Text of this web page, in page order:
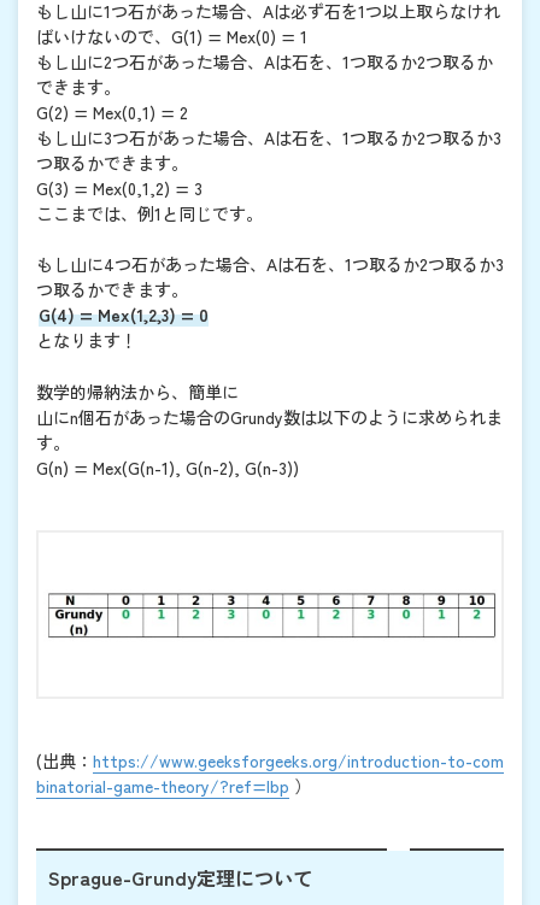
もし山に1つ石があった場合、Aは必ず石を1つ以上取らなけれ
ばいけないので、G(1) = Mex(0) = 1
もし山に2つ石があった場合、Aは石を、1つ取るか2つ取るか
できます。
G(2) = Mex(0,1) = 2
もし山に3つ石があった場合、Aは石を、1つ取るか2つ取るか3
つ取るかできます。
G(3) = Mex(0,1,2) = 3
ここまでは、例1と同じです。
もし山に4つ石があった場合、Aは石を、1つ取るか2つ取るか3
つ取るかできます。
G(4) = Mex(1,2,3) = 0
となります！
数学的帰納法から、簡単に
山にn個石があった場合のGrundy数は以下のように求められま
す。
G(n) = Mex(G(n-1), G(n-2), G(n-3))
(出典： https://www.geeksforgeeks.org/introduction-to-com
binatorial-game-theory/?ref=lbp ）
Sprague-Grundy定理について